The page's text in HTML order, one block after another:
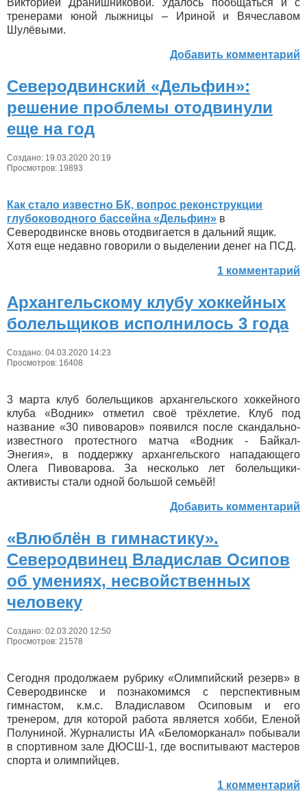
Викторией Дранишниковой. Удалось пообщаться и с
тренерами юной лыжницы – Ириной и Вячеславом
Шулёвыми.
Добавить комментарий
Северодвинский «Дельфин»:
решение проблемы отодвинули
еще на год
Создано: 19.03.2020 20:19
Просмотров: 19893
Как стало известно БК, вопрос реконструкции
глубоководного бассейна «Дельфин» в
Северодвинске вновь отодвигается в дальний ящик.
Хотя еще недавно говорили о выделении денег на ПСД.
1 комментарий
Архангельскому клубу хоккейных
болельщиков исполнилось 3 года
Создано: 04.03.2020 14:23
Просмотров: 16408
3 марта клуб болельщиков архангельского хоккейного
клуба «Водник» отметил своё трёхлетие. Клуб под
название «30 пивоваров» появился после скандально-
известного протестного матча «Водник - Байкал-
Энегия», в поддержку архангельского нападающего
Олега Пивоварова. За несколько лет болельщики-
активисты стали одной большой семьёй!
Добавить комментарий
«Влюблён в гимнастику».
Северодвинец Владислав Осипов
об умениях, несвойственных
человеку
Создано: 02.03.2020 12:50
Просмотров: 21578
Сегодня продолжаем рубрику «Олимпийский резерв» в
Северодвинске и познакомимся с перспективным
гимнастом, к.м.с. Владиславом Осиповым и его
тренером, для которой работа является хобби, Еленой
Полуниной. Журналисты ИА «Беломорканал» побывали
в спортивном зале ДЮСШ-1, где воспитывают мастеров
спорта и олимпийцев.
1 комментарий